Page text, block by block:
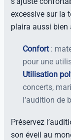
excessive sur la
plaira aussi bien
Confort:
pour une
Utilisation
concerts,
l’audition de
Préservez
son éveil au